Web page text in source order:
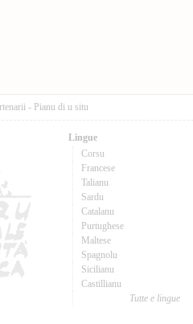
- Pianu di u situ
Lingue
Corsu
Francese
Talianu
Sardu
Catalanu
Purtughese
Maltese
Spagnolu
Sicilianu
Castillianu
Tutte e lingue